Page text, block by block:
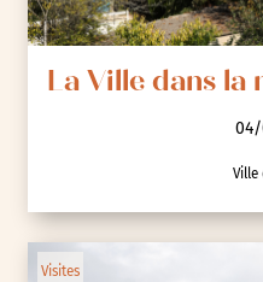
La Ville dans la
04/
Ville
Visites